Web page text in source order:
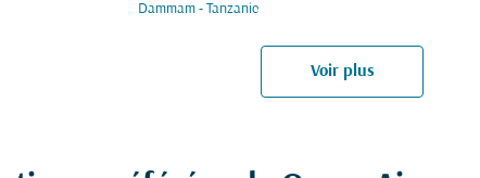
Dammam - Tanzanie
Voir plus